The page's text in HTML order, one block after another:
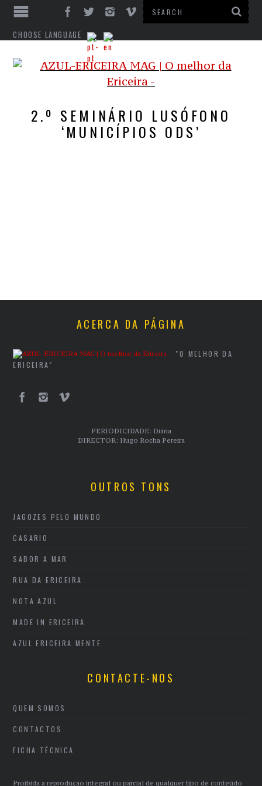
CHOOSE LANGUAGE
2.º SEMINÁRIO LUSÓFONO
‘MUNICÍPIOS ODS’
ACERCA DA PÁGINA
"O MELHOR DA
ERICEIRA"
PERIODICIDADE: Diária
DIRECTOR: Hugo Rocha Pereira
OUTROS TONS
JAGOZES PELO MUNDO
CASARIO
SABOR A MAR
RUA DA ERICEIRA
NOTA AZUL
MADE IN ERICEIRA
AZUL ERICEIRA MENTE
CONTACTE-NOS
QUEM SOMOS
CONTACTOS
FICHA TÉCNICA
Proibida a reprodução integral ou parcial de qualquer tipo de conteúdo